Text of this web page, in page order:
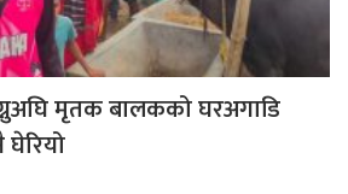
मृतक बालकको घरअगाडि
घेरियो